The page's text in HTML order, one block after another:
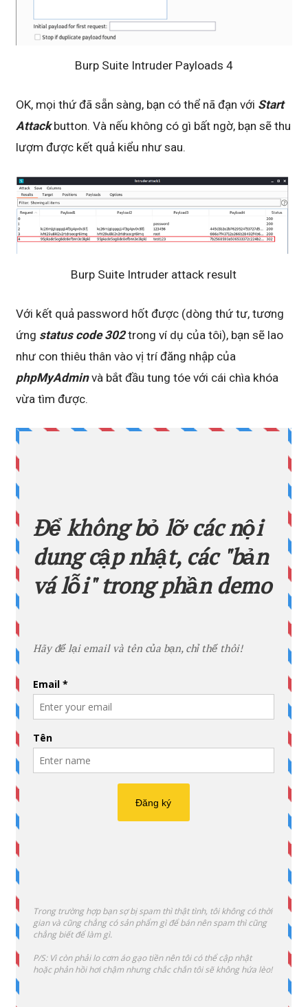
Burp Suite Intruder Payloads 4
OK, mọi thứ đã sẵn sàng, bạn có thể nã đạn với Start
Attackbutton. Và nếu không có gì bất ngờ, bạn sẽ thu
lượm được kết quả kiểu như sau.
Burp Suite Intruder attack result
Với kết quả password hốt được (dòng thứ tư, tương
ứng status code 302trong ví dụ của tôi), bạn sẽ lao
như con thiêu thân vào vị trí đăng nhập của
phpMyAdminvà bắt đầu tung tóe với cái chìa khóa
vừa tìm được.